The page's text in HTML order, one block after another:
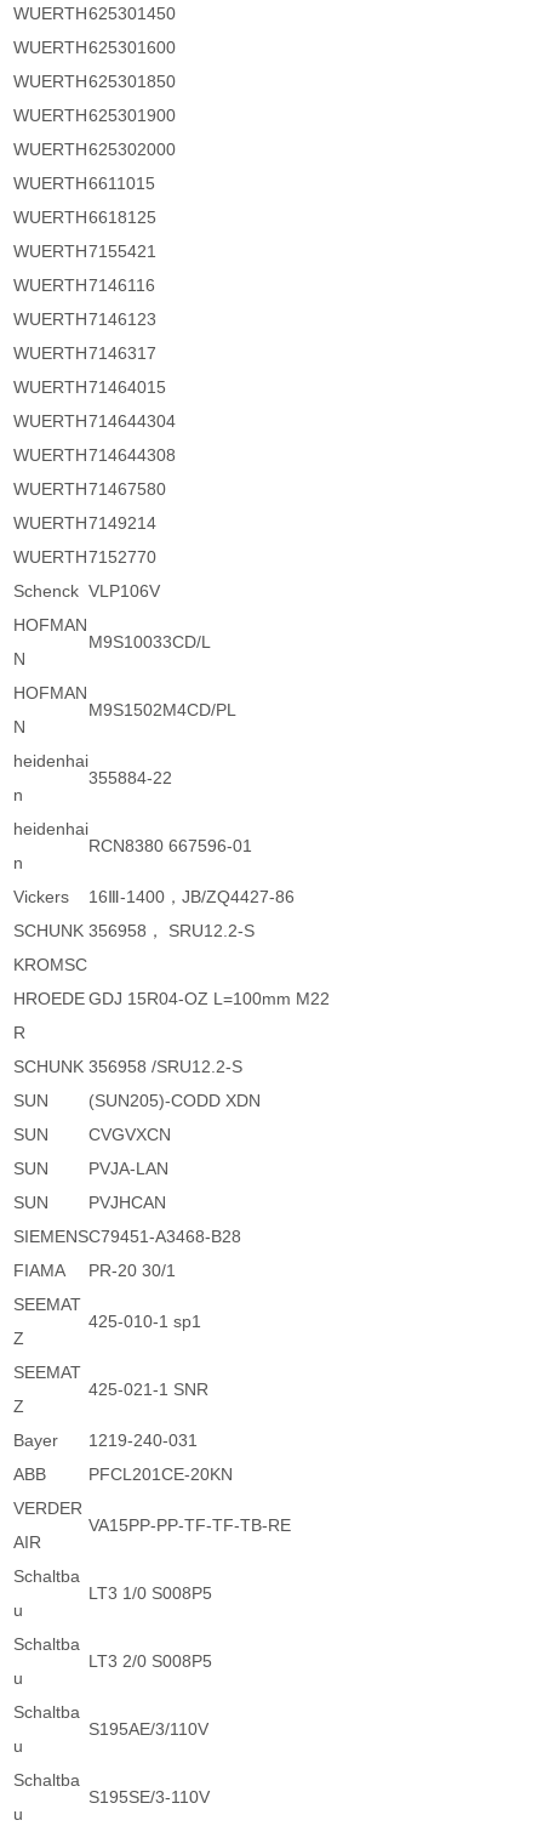
WUERTH625301450
WUERTH625301600
WUERTH625301850
WUERTH625301900
WUERTH625302000
WUERTH6611015
WUERTH6618125
WUERTH7155421
WUERTH7146116
WUERTH7146123
WUERTH7146317
WUERTH71464015
WUERTH714644304
WUERTH714644308
WUERTH71467580
WUERTH7149214
WUERTH7152770
Schenck VLP106V
HOFMAN
N
M9S10033CD/L
HOFMAN
N
M9S1502M4CD/PL
heidenhai
n
355884-22
heidenhai
n
RCN8380 667596-01
Vickers
16Ⅲ-1400，JB/ZQ4427-86
SCHUNK 356958， SRU12.2-S
KROMSC
HROEDE
R
GDJ 15R04-OZ L=100mm M22
SCHUNK 356958 /SRU12.2-S
SUN
(SUN205)-CODD XDN
SUN
CVGVXCN
SUN
PVJA-LAN
SUN
PVJHCAN
SIEMENSC79451-A3468-B28
FIAMA
PR-20 30/1
SEEMAT
Z
425-010-1 sp1
SEEMAT
Z
425-021-1 SNR
Bayer
1219-240-031
ABB
PFCL201CE-20KN
VERDER
AIR
VA15PP-PP-TF-TF-TB-RE
Schaltba
u
LT3 1/0 S008P5
Schaltba
u
LT3 2/0 S008P5
Schaltba
u
S195AE/3/110V
Schaltba
u
S195SE/3-110V